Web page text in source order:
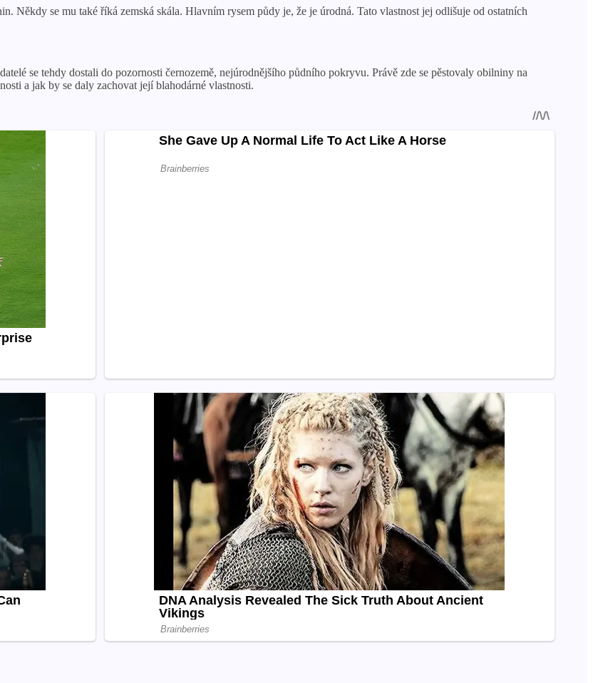
Někdy se mu také říká zemská skála. Hlavním rysem půdy je, že je úrodná. Tato vlastnost jej odlišuje od ostatních
se tehdy dostali do pozornosti černozemě, nejúrodnějšího půdního pokryvu. Právě zde se pěstovaly obilniny na
a jak by se daly zachovat její blahodárné vlastnosti.